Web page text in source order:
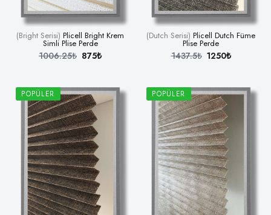
(Bright Serisi) Plicell Bright Krem
Simli Plise Perde
1006.25₺ 875₺
(Dutch Serisi) Plicell Dutch Füme
Plise Perde
1437.5₺ 1250₺
POPÜLER POPÜLER